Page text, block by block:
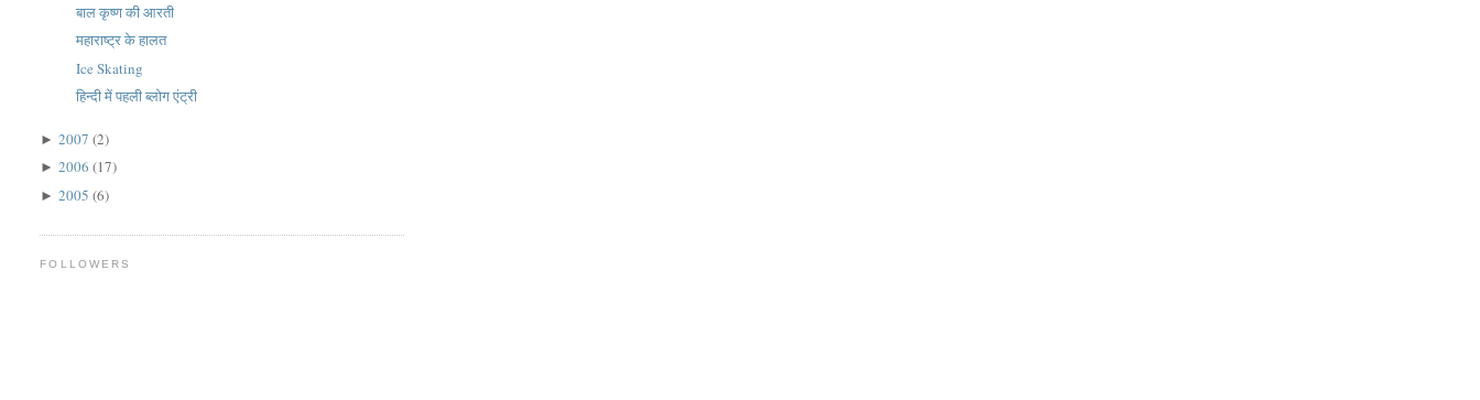
बाल कृष्ण की आरती
महाराष्ट्र के हालत
Ice Skating
हिन्दी में पहली ब्लोग एंट्री
►2007(2)
►2006(17)
►2005(6)
FOLLOWERS